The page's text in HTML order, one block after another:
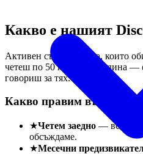
Какво е нашият
Активен сървър с хора, които
четеш по 50 книги на година —
говориш за тях.
Какво правим вътре
★Четем заедно — всеки
обсъждаме.
★Месечни